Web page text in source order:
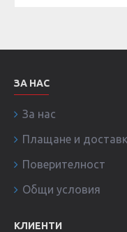
ЗА НАС
За нас
Плащане и
Поверителност
Общи условия
КЛИЕНТИ